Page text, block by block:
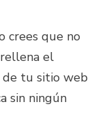
crees que no
el
de tu sitio web
sin ningún